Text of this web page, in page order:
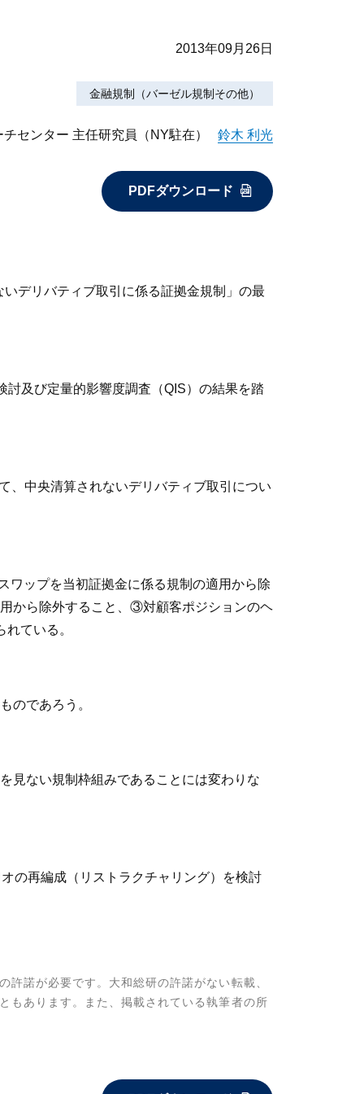
2013年09月26日
金融規制（バーゼル規制その他）
センター 主任研究員（NY駐在） 鈴木 利光
PDFダウンロード
デリバティブ取引に係る証拠金規制」の最
及び定量的影響度調査（QIS）の結果を踏
、中央清算されないデリバティブ取引につい
ップを当初証拠金に係る規制の適用から除
から除外すること、③対顧客ポジションのヘ
ている。
のであろう。
見ない規制枠組みであることには変わりな
の再編成（リストラクチャリング）を検討
諾が必要です。大和総研の許諾がない転載、
もあります。また、掲載されている執筆者の所